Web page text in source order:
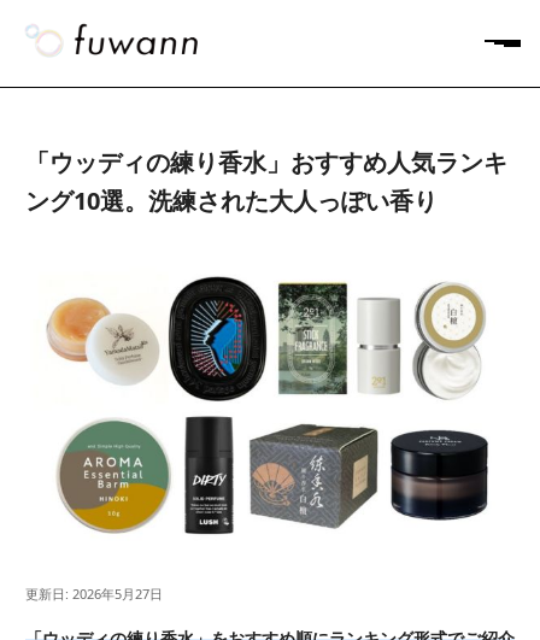
「ウッディの練り香水」おすすめ人気ランキ
ング10選。洗練された大人っぽい香り
更新日: 2026年5月27日